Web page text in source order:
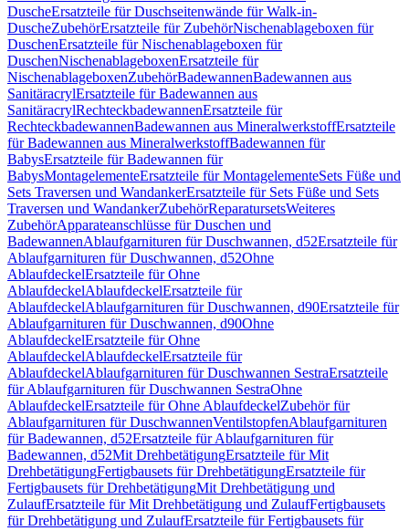
DuscheErsatzteile für Duschseitenwände für Walk-in-
DuscheZubehörErsatzteile für ZubehörNischenablageboxen für
DuschenErsatzteile für Nischenablageboxen für
DuschenNischenablageboxenErsatzteile für
NischenablageboxenZubehörBadewannenBadewannen aus
SanitäracrylErsatzteile für Badewannen aus
SanitäracrylRechteckbadewannenErsatzteile für
RechteckbadewannenBadewannen aus MineralwerkstoffErsatzteile
für Badewannen aus MineralwerkstoffBadewannen für
BabysErsatzteile für Badewannen für
BabysMontagelementeErsatzteile für MontagelementeSets Füße und
Sets Traversen und WandankerErsatzteile für Sets Füße und Sets
Traversen und WandankerZubehörReparatursetsWeiteres
ZubehörApparateanschlüsse für Duschen und
BadewannenAblaufgarnituren für Duschwannen, d52Ersatzteile für
Ablaufgarnituren für Duschwannen, d52Ohne
AblaufdeckelErsatzteile für Ohne
AblaufdeckelAblaufdeckelErsatzteile für
AblaufdeckelAblaufgarnituren für Duschwannen, d90Ersatzteile für
Ablaufgarnituren für Duschwannen, d90Ohne
AblaufdeckelErsatzteile für Ohne
AblaufdeckelAblaufdeckelErsatzteile für
AblaufdeckelAblaufgarnituren für Duschwannen SestraErsatzteile
für Ablaufgarnituren für Duschwannen SestraOhne
AblaufdeckelErsatzteile für Ohne AblaufdeckelZubehör für
Ablaufgarnituren für DuschwannenVentilstopfenAblaufgarnituren
für Badewannen, d52Ersatzteile für Ablaufgarnituren für
Badewannen, d52Mit DrehbetätigungErsatzteile für Mit
DrehbetätigungFertigbausets für DrehbetätigungErsatzteile für
Fertigbausets für DrehbetätigungMit Drehbetätigung und
ZulaufErsatzteile für Mit Drehbetätigung und ZulaufFertigbausets
für Drehbetätigung und ZulaufErsatzteile für Fertigbausets für